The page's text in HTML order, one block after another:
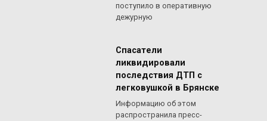
поступило в оперативную
дежурную
Спасатели
ликвидировали
последствия ДТП с
легковушкой в Брянске
Информацию об этом
распространила пресс-